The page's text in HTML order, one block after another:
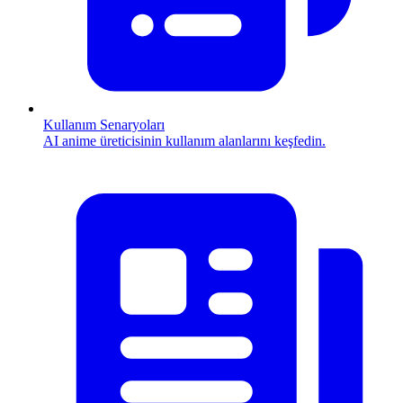
Kullanım Senaryoları
AI anime üreticisinin kullanım alanlarını keşfedin.